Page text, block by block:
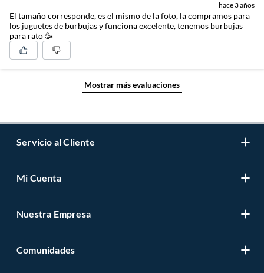
hace 3 años
El tamaño corresponde, es el mismo de la foto, la compramos para
los juguetes de burbujas y funciona excelente, tenemos burbujas
para rato 🥳
Mostrar más evaluaciones
Servicio al Cliente
Contáctanos
Tiendas y horarios
Mi Cuenta
Registrate
Nuestra Empresa
Sobre Nosotros
Comunidades